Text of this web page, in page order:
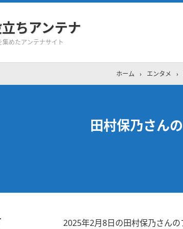
ちアンテナ
めたアンテナサイト
ホーム › エンタメ ›
田村保乃さん
2025年2月8日の田村保乃さんの